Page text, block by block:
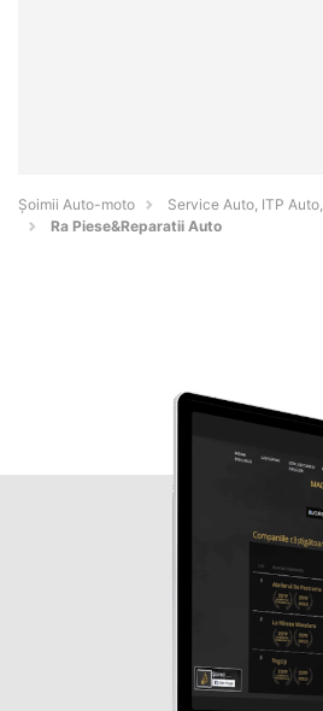
Șoimii Auto-moto
Service Auto, ITP
Ra Piese&Reparatii Auto